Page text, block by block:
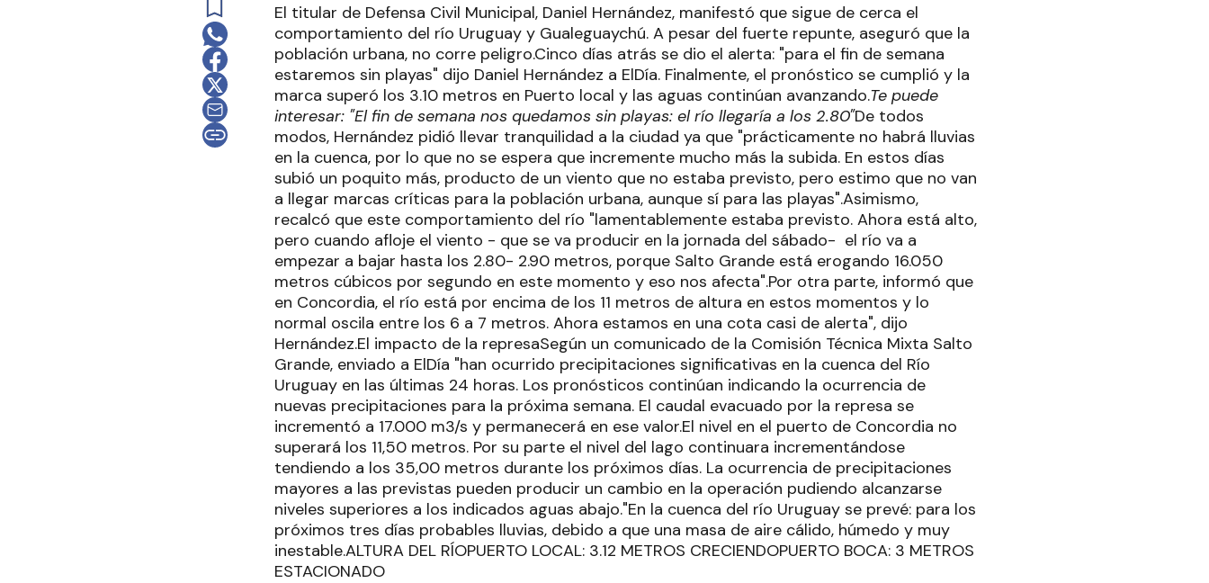
El titular de Defensa Civil Municipal, Daniel Hernández, manifestó que sigue de cerca el
comportamiento del río Uruguay y Gualeguaychú. A pesar del fuerte repunte, aseguró que la
población urbana, no corre peligro.Cinco días atrás se dio el alerta: "para el fin de semana
estaremos sin playas" dijo Daniel Hernández a ElDía. Finalmente, el pronóstico se cumplió y la
marca superó los 3.10 metros en Puerto local y las aguas continúan avanzando.Te puede
interesar: "El fin de semana nos quedamos sin playas: el río llegaría a los 2.80"De todos
modos, Hernández pidió llevar tranquilidad a la ciudad ya que "prácticamente no habrá lluvias
en la cuenca, por lo que no se espera que incremente mucho más la subida. En estos días
subió un poquito más, producto de un viento que no estaba previsto, pero estimo que no van
a llegar marcas críticas para la población urbana, aunque sí para las playas".Asimismo,
recalcó que este comportamiento del río "lamentablemente estaba previsto. Ahora está alto,
pero cuando afloje el viento - que se va producir en la jornada del sábado- el río va a
empezar a bajar hasta los 2.80- 2.90 metros, porque Salto Grande está erogando 16.050
metros cúbicos por segundo en este momento y eso nos afecta".Por otra parte, informó que
en Concordia, el río está por encima de los 11 metros de altura en estos momentos y lo
normal oscila entre los 6 a 7 metros. Ahora estamos en una cota casi de alerta", dijo
Hernández.El impacto de la represaSegún un comunicado de la Comisión Técnica Mixta Salto
Grande, enviado a ElDía "han ocurrido precipitaciones significativas en la cuenca del Río
Uruguay en las últimas 24 horas. Los pronósticos continúan indicando la ocurrencia de
nuevas precipitaciones para la próxima semana. El caudal evacuado por la represa se
incrementó a 17.000 m3/s y permanecerá en ese valor.El nivel en el puerto de Concordia no
superará los 11,50 metros. Por su parte el nivel del lago continuara incrementándose
tendiendo a los 35,00 metros durante los próximos días. La ocurrencia de precipitaciones
mayores a las previstas pueden producir un cambio en la operación pudiendo alcanzarse
niveles superiores a los indicados aguas abajo."En la cuenca del río Uruguay se prevé: para los
próximos tres días probables lluvias, debido a que una masa de aire cálido, húmedo y muy
inestable.ALTURA DEL RÍOPUERTO LOCAL: 3.12 METROS CRECIENDOPUERTO BOCA: 3 METROS
ESTACIONADO